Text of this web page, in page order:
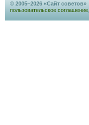
© 2005–2026 «Сайт советов»
пользовательское соглашение